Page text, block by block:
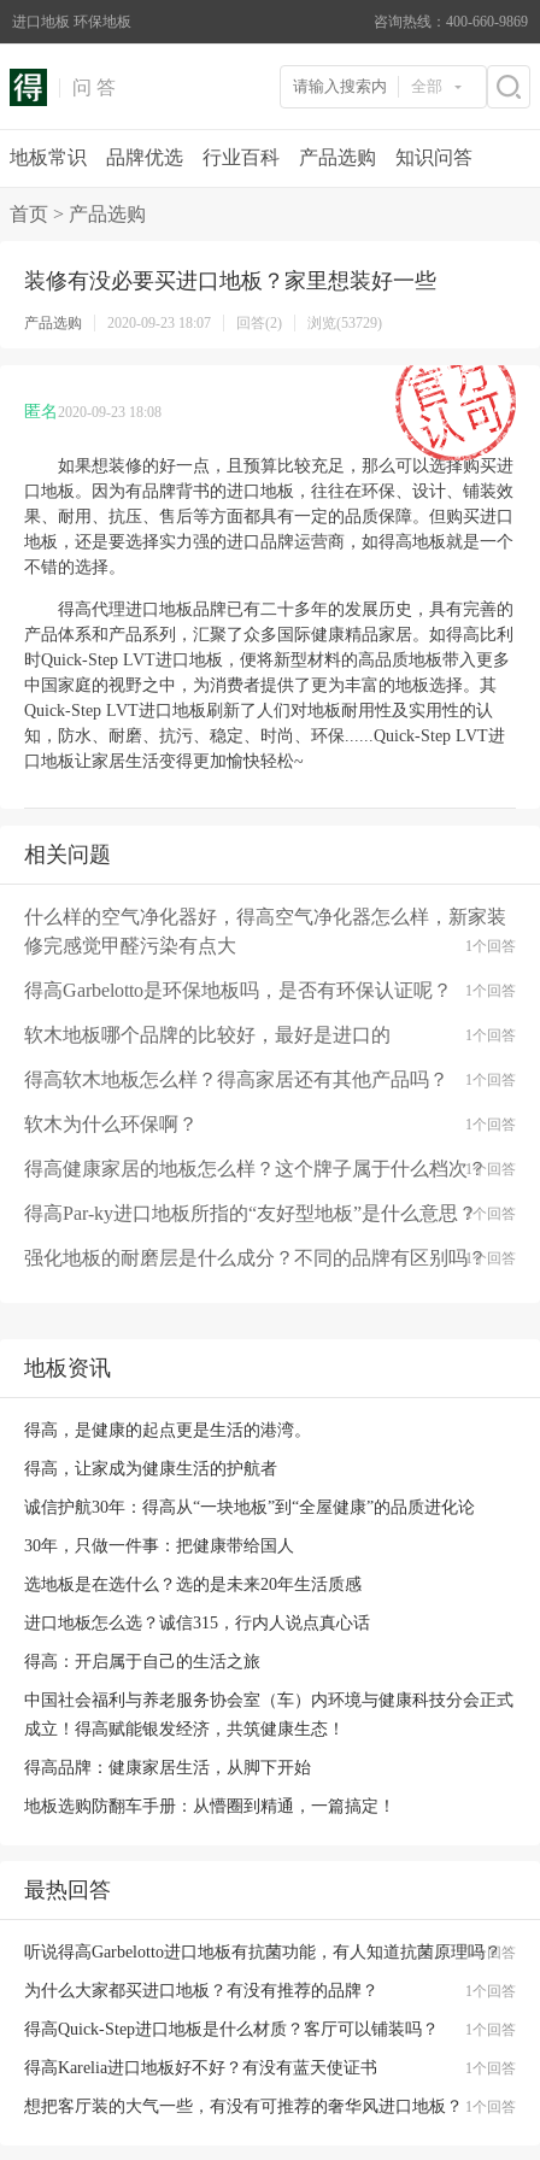
进口地板 环保地板 咨询热线：400-660-9869
问 答 全部
地板常识 品牌优选 行业百科 产品选购 知识问答
首页 > 产品选购
装修有没必要买进口地板？家里想装好一些
产品选购 2020-09-23 18:07 回答(2) 浏览(53729)
匿名2020-09-23 18:08
如果想装修的好一点，且预算比较充足，那么可以选择购买进
口地板。因为有品牌背书的进口地板，往往在环保、设计、铺装效
果、耐用、抗压、售后等方面都具有一定的品质保障。但购买进口
地板，还是要选择实力强的进口品牌运营商，如得高地板就是一个
不错的选择。
得高代理进口地板品牌已有二十多年的发展历史，具有完善的
产品体系和产品系列，汇聚了众多国际健康精品家居。如得高比利
时Quick-Step LVT进口地板，便将新型材料的高品质地板带入更多
中国家庭的视野之中，为消费者提供了更为丰富的地板选择。其
Quick-Step LVT进口地板刷新了人们对地板耐用性及实用性的认
知，防水、耐磨、抗污、稳定、时尚、环保......Quick-Step LVT进
口地板让家居生活变得更加愉快轻松~
相关问题
什么样的空气净化器好，得高空气净化器怎么样，新家装
修完感觉甲醛污染有点大
1个回答
得高Garbelotto是环保地板吗，是否有环保认证呢？ 1个回答
软木地板哪个品牌的比较好，最好是进口的 1个回答
得高软木地板怎么样？得高家居还有其他产品吗？ 1个回答
软木为什么环保啊？ 1个回答
得高健康家居的地板怎么样？这个牌子属于什么档次？1个回答
得高Par-ky进口地板所指的“友好型地板”是什么意思？1个回答
强化地板的耐磨层是什么成分？不同的品牌有区别吗？1个回答
地板资讯
得高，是健康的起点更是生活的港湾。
得高，让家成为健康生活的护航者
诚信护航30年：得高从“一块地板”到“全屋健康”的品质进化论
30年，只做一件事：把健康带给国人
选地板是在选什么？选的是未来20年生活质感
进口地板怎么选？诚信315，行内人说点真心话
得高：开启属于自己的生活之旅
中国社会福利与养老服务协会室（车）内环境与健康科技分会正式
成立！得高赋能银发经济，共筑健康生态！
得高品牌：健康家居生活，从脚下开始
地板选购防翻车手册：从懵圈到精通，一篇搞定！
最热回答
听说得高Garbelotto进口地板有抗菌功能，有人知道抗菌原理吗？
1个回答
为什么大家都买进口地板？有没有推荐的品牌？ 1个回答
得高Quick-Step进口地板是什么材质？客厅可以铺装吗？ 1个回答
得高Karelia进口地板好不好？有没有蓝天使证书 1个回答
想把客厅装的大气一些，有没有可推荐的奢华风进口地板？ 1个回答